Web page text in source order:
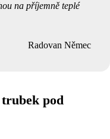
na příjemně teplé
Radovan Němec
pod